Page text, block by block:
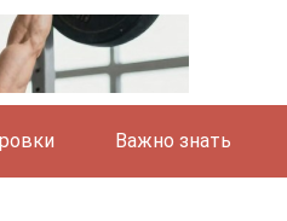
Важно знать